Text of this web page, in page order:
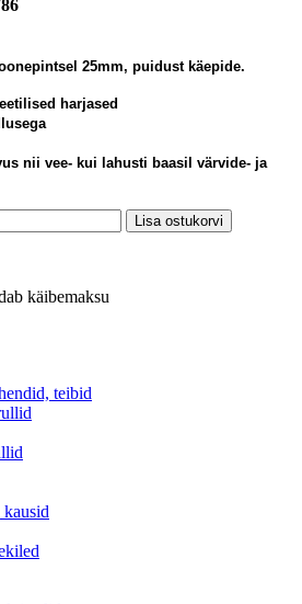
25mm, puidust käepide.
harjased
nii vee- kui lahusti baasil värvide- ja
Lisa ostukorvi
käibemaksu
teibid